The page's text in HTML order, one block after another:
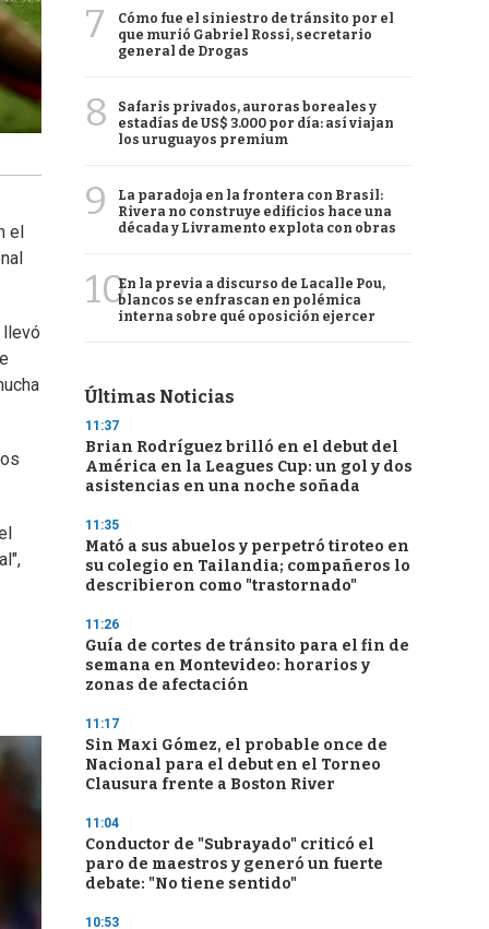
el
llevó
7
Cómo fue el siniestro de tránsito por el
que murió Gabriel Rossi, secretario
general de Drogas
8
Safaris privados, auroras boreales y
estadías de US$ 3.000 por día: así viajan
los uruguayos premium
9
La paradoja en la frontera con Brasil:
Rivera no construye edificios hace una
década y Livramento explota con obras
10En la previa a discurso de Lacalle Pou,
blancos se enfrascan en polémica
interna sobre qué oposición ejercer
Últimas Noticias
11:37
Brian Rodríguez brilló en el debut del
América en la Leagues Cup: un gol y dos
asistencias en una noche soñada
11:35
Mató a sus abuelos y perpetró tiroteo en
su colegio en Tailandia; compañeros lo
describieron como "trastornado"
11:26
Guía de cortes de tránsito para el fin de
semana en Montevideo: horarios y
zonas de afectación
11:17
Sin Maxi Gómez, el probable once de
Nacional para el debut en el Torneo
Clausura frente a Boston River
11:04
Conductor de "Subrayado" criticó el
paro de maestros y generó un fuerte
debate: "No tiene sentido"
10:53